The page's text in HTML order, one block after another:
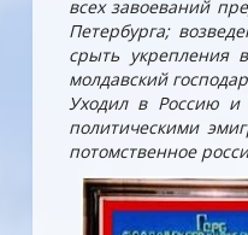
всех завоеваний
Петербурга;
срыть укрепления
молдавский
Уходил в Россию и
политическими
потомственное